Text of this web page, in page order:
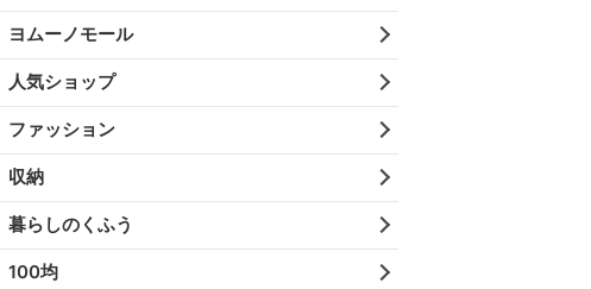
ヨムーノモール
人気ショップ
ファッション
収納
暮らしのくふう
100均